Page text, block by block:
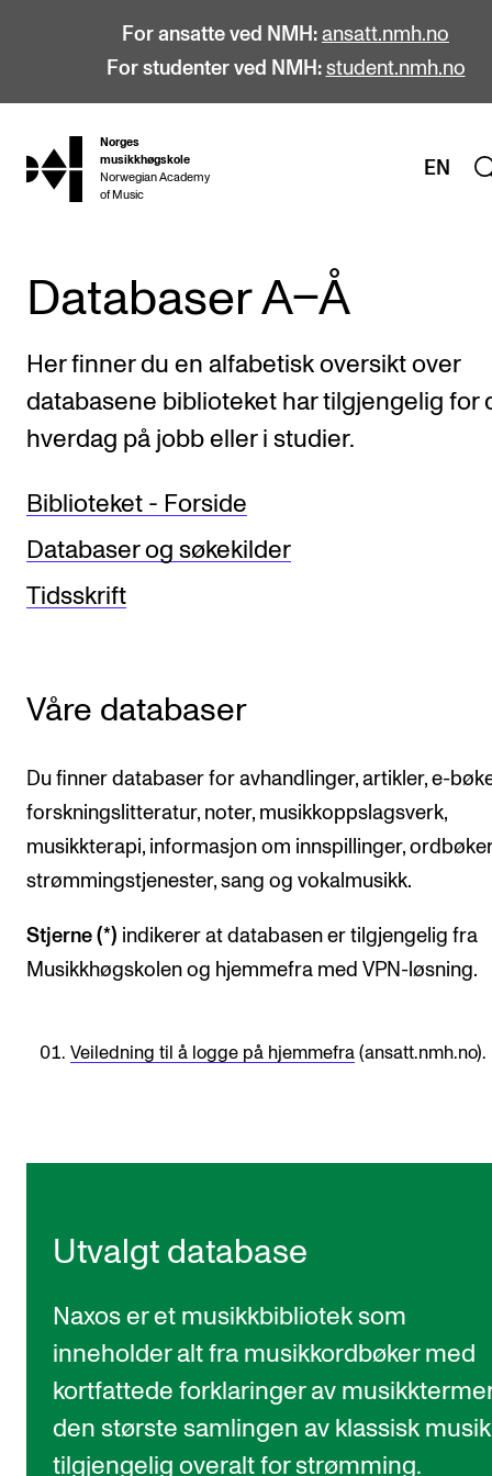
For ansatte ved NMH: ansatt.nmh.no
For studenter ved NMH: student.nmh.no
hjem
Norges
musikkhøgskole
Norwegian Academy
of Music
EN
STUDIER
Bachelor
Master
Doktorgrad
Talentutvikling
Biblioteket
Studentutvalet SUT (student.nmh.no)
Internasjonal strategi
Samarbeidsprosjekter
Nettverk
IN.TUNE
AKTUELT
Databaser A–Å
Her finner du en alfabetisk oversikt over
databasene biblioteket har tilgjengelig for
hverdag på jobb eller i studier.
Biblioteket - Forside
Databaser og søkekilder
Tidsskrift
Våre databaser
Du finner databaser for avhandlinger, artikler, e-
forskningslitteratur, noter, musikkoppslagsverk,
musikkterapi, informasjon om innspillinger,
strømmingstjenester, sang og vokalmusikk.
Stjerne (*) indikerer at databasen er tilgjengelig fra
Musikkhøgskolen og hjemmefra med VPN-løsning.
Veiledning til å logge på hjemmefra(ansatt.nmh.no).
Utvalgt database
Naxos er et musikkbibliotek som
inneholder alt fra musikkordbøker med
kortfattede forklaringer av
den største samlingen av klassisk
tilgjengelig overalt for strømming.